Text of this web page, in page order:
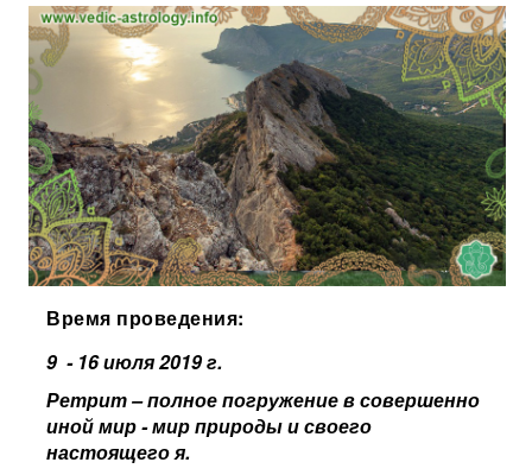
Время проведения:
9 - 16 июля 2019 г.
Ретрит– полное погружение в совершенно
иной мир - мир природы и своего
настоящего я.